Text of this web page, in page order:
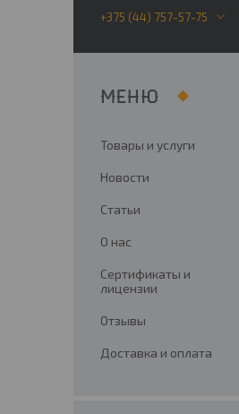
+375 (44) 757-57-75
Товары и услуги
Новости
Статьи
О нас
Сертификаты и
лицензии
Отзывы
Доставка и оплата